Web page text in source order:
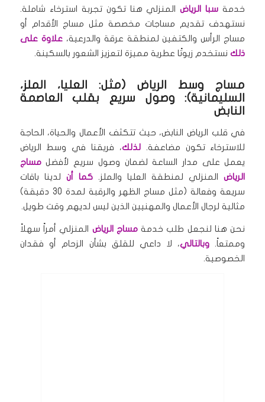
خدمة سبا الرياضالمنزلي هنا تكون تجربة استرخاء شاملة.
نستهدف تقديم مساجات مخصصة مثل مساج الأقدام أو
مساج الرأس والكتفين لمنطقة عرقة والدرعية،علاوة على
ذلكنستخدم زيوتًا عطرية مميزة لتعزيز الشعور بالسكينة.
مساج وسط الرياض (مثل: العليا، الملز،
السليمانية): وصول سريع بقلب العاصمة
النابض
في قلب الرياض النابض، حيث تتكثف الأعمال والحياة، الحاجة
للاسترخاء تكون مضاعفة.لذلك، فريقنا في وسط الرياض
يعمل على مدار الساعة لضمان وصول سريع لأفضلمساج
الرياضالمنزلي لمنطقة العليا والملز.كما أن لدينا باقات
سريعة وفعالة (مثل مساج الظهر والرقبة لمدة 30 دقيقة)
مثالية لرجال الأعمال والمهنيين الذين ليس لديهم وقت طويل.
نحن هنا لنجعل طلب خدمةمساج الرياض المنزلي أمراً سهلاً
وممتعاً. وبالتالي، لا داعي للقلق بشأن الزحام أو فقدان
الخصوصية.